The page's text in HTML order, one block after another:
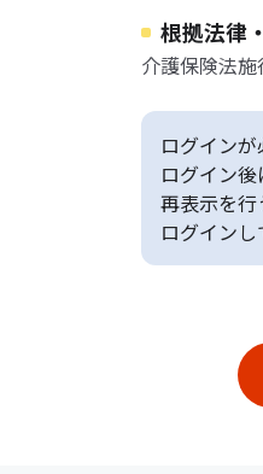
根拠法律
介護保険法
ログイン
ログイン
再表示を
ログインし